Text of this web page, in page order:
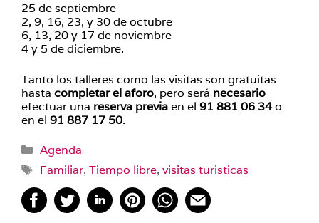
25 de septiembre
2, 9, 16, 23, y 30 de octubre
6, 13, 20 y 17 de noviembre
4 y 5 de diciembre.
Tanto los talleres como las visitas son gratuitas
hasta completar el aforo, pero será necesario
efectuar una reserva previaen el 91 881 06 34o
en el 91 887 17 50.
Categorías
Agenda
Etiquetas
Familiar, Tiempo libre, visitas turisticas